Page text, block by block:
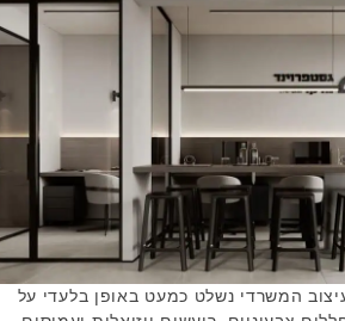
המשרדי נשלט כמעט באופן בלעדי על